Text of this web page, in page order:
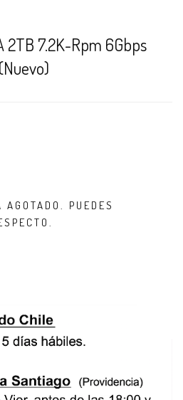
2TB 7.2K-Rpm 6Gbps
AGOTADO. PUEDES